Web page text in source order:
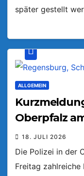
später gestellt
ALLGEMEIN
Oberpfalz
18. JULI 2026
Die Polizei in der
Freitag zahlreiche